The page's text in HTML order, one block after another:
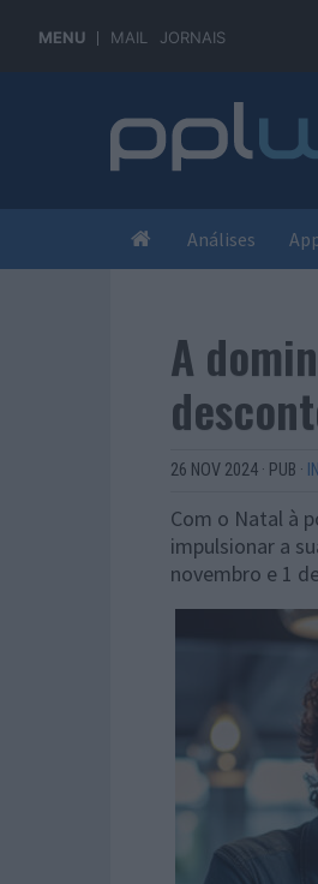
MENU MAIL JORNAIS
Análises
A
26 NOV 2024 · PUB ·
Com o Natal à
impulsionar a
novembro e 1